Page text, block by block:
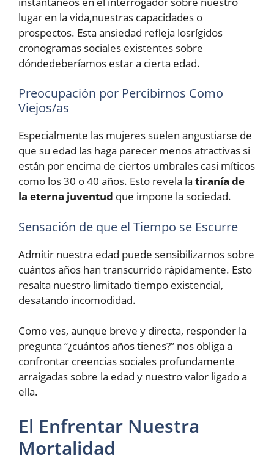
lugar en la vida,nuestras capacidades o
prospectos. Esta ansiedad refleja losrígidos
cronogramas sociales existentes sobre
dóndedeberíamos estar a cierta edad.
Preocupación por Percibirnos Como
Viejos/as
Especialmente las mujeres suelen angustiarse de
que su edad las haga parecer menos atractivas si
están por encima de ciertos umbrales casi míticos
como los 30 o 40 años. Esto revela la tiranía de
la eterna juventud que impone la sociedad.
Sensación de que el Tiempo se Escurre
Admitir nuestra edad puede sensibilizarnos sobre
cuántos años han transcurrido rápidamente. Esto
resalta nuestro limitado tiempo existencial,
desatando incomodidad.
Como ves, aunque breve y directa, responder la
pregunta “¿cuántos años tienes?” nos obliga a
confrontar creencias sociales profundamente
arraigadas sobre la edad y nuestro valor ligado a
ella.
El Enfrentar Nuestra
Mortalidad